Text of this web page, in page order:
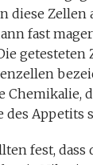
diese Zellen
fast
getesteten
Chemikalie,
des Appetits
fest,